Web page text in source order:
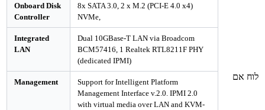
לוח אם
Onboard Disk
Controller
8x SATA 3.0, 2 x M.2 (PCI-E 4.0 x4)
NVMe,
Integrated
LAN
Dual 10GBase-T LAN via Broadcom
BCM57416, 1 Realtek RTL8211F PHY
(dedicated IPMI)
Management
Support for Intelligent Platform
Management Interface v.2.0. IPMI 2.0
with virtual media over LAN and KVM-